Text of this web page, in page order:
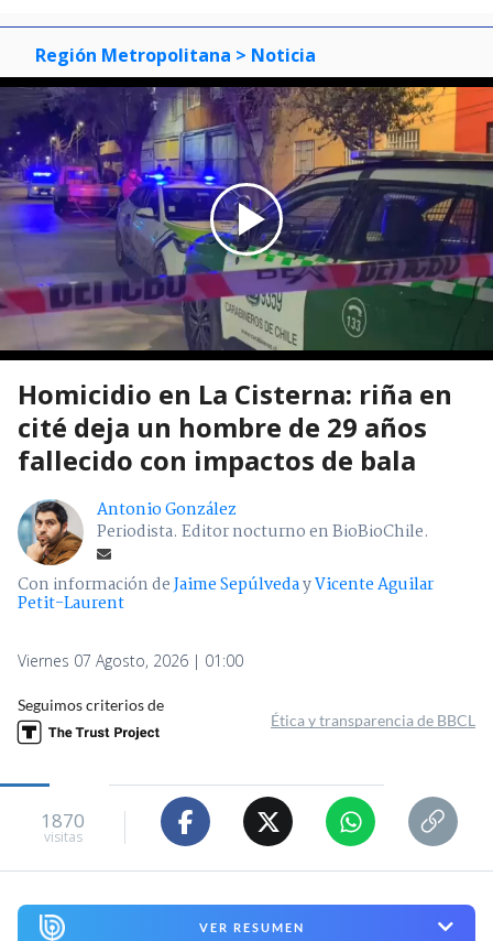
Región Metropolitana > Noticia
Homicidio en La Cisterna: riña en
cité deja un hombre de 29 años
fallecido con impactos de bala
Antonio González
Periodista. Editor nocturno en BioBioChile.
Con información deJaime SepúlvedayVicente Aguilar
Petit-Laurent
Viernes 07 Agosto, 2026 | 01:00
Seguimos criterios de
Ética y transparencia de BBCL
1870
visitas
VER RESUMEN